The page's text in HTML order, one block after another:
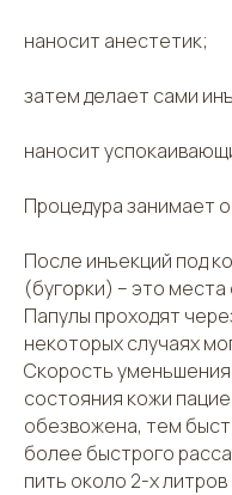
наносит анестетик;
затем делает сами
наносит
Процедура занимает
После инъекций под
(бугорки) – это
Папулы проходят
некоторых случаях
Скорость
состояния кожи
обезвожена, тем
более быстрого
пить около 2-х литров